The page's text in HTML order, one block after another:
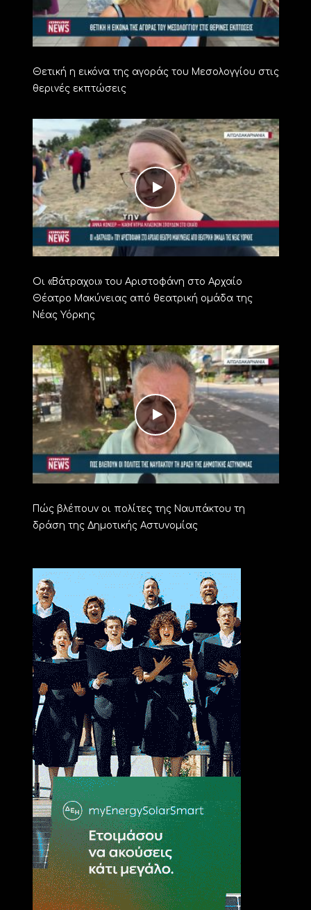
Θετική η εικόνα της αγοράς του Μεσολογγίου στις
θερινές εκπτώσεις
Οι «Βάτραχοι» του Αριστοφάνη στο Αρχαίο
Θέατρο Μακύνειας από θεατρική ομάδα της
Νέας Υόρκης
Πώς βλέπουν οι πολίτες της Ναυπάκτου τη
δράση της Δημοτικής Αστυνομίας